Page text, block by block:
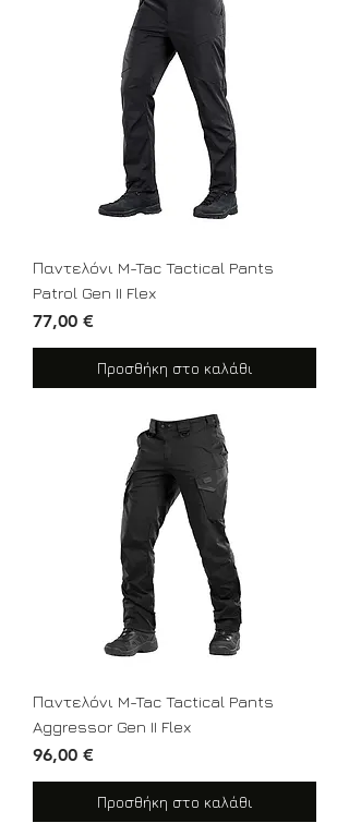
Παντελόνι M-Tac Tactical Pants
Patrol Gen II Flex
Τιμή
77,00 €
Προσθήκη στο καλάθι
Παντελόνι M-Tac Tactical Pants
Aggressor Gen II Flex
Τιμή
96,00 €
Προσθήκη στο καλάθι